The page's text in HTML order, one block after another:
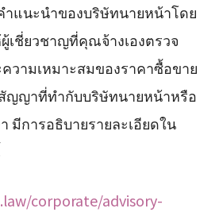
แนะนำของบริษัทนายหน้าโดย
เชี่ยวชาญที่คุณจ้างเองตรวจ
วามเหมาะสมของราคาซื้อขาย
ญญาที่ทำกับบริษัทนายหน้าหรือ
มีการอธิบายรายละเอียดใน
corporate/advisory-